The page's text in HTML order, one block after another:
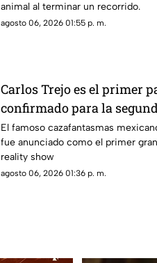
animal al terminar un recorrido.
agosto 06, 2026 01:55 p. m.
Carlos Trejo es el primer
confirmado para la
de 'La Granja VIP’
El famoso cazafantasmas
fue anunciado como el primer
reality show
agosto 06, 2026 01:36 p. m.